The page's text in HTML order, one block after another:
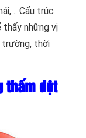
Cấu trúc
thấy những vị
trường, thời
thấm dột